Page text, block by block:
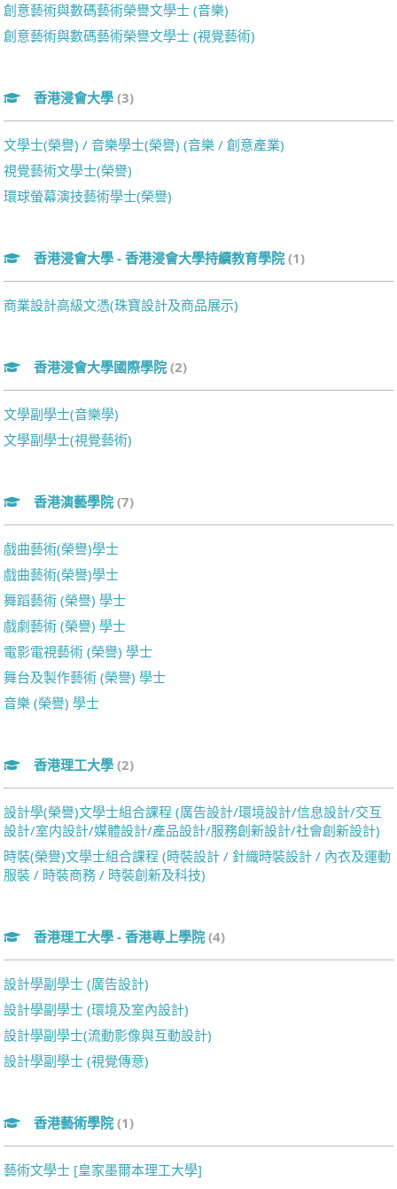
創意藝術與數碼藝術榮譽文學士 (音樂)
創意藝術與數碼藝術榮譽文學士 (視覺藝術)
香港浸會大學 (3)
文學士(榮譽) / 音樂學士(榮譽) (音樂 / 創意產業)
視覺藝術文學士(榮譽)
環球螢幕演技藝術學士(榮譽)
香港浸會大學 - 香港浸會大學持續教育學院 (1)
商業設計高級文憑(珠寶設計及商品展示)
香港浸會大學國際學院 (2)
文學副學士(音樂學)
文學副學士(視覺藝術)
香港演藝學院 (7)
戲曲藝術(榮譽)學士
戲曲藝術(榮譽)學士
舞蹈藝術 (榮譽) 學士
戲劇藝術 (榮譽) 學士
電影電視藝術 (榮譽) 學士
舞台及製作藝術 (榮譽) 學士
音樂 (榮譽) 學士
香港理工大學 (2)
設計學(榮譽)文學士組合課程 (廣告設計/環境設計/信息設計/交互
設計/室内設計/媒體設計/產品設計/服務創新設計/社會創新設計)
時裝(榮譽)文學士組合課程 (時裝設計 / 針織時裝設計 / 內衣及運動
服裝 / 時裝商務 / 時裝創新及科技)
香港理工大學 - 香港專上學院 (4)
設計學副學士 (廣告設計)
設計學副學士 (環境及室內設計)
設計學副學士(流動影像與互動設計)
設計學副學士 (視覺傳意)
香港藝術學院 (1)
藝術文學士 [皇家墨爾本理工大學]